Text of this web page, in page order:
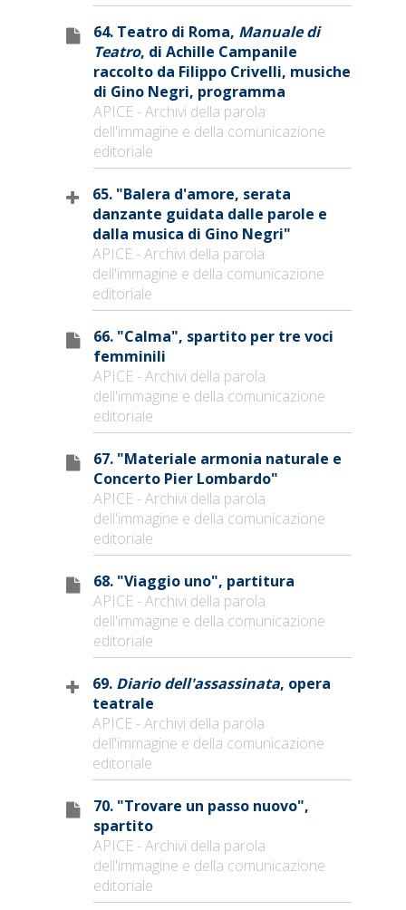
64. Teatro di Roma, Manuale di
Teatro, di Achille Campanile
raccolto da Filippo Crivelli, musiche
di Gino Negri, programma
APICE - Archivi della parola
dell'immagine e della comunicazione
editoriale
65. "Balera d'amore, serata
danzante guidata dalle parole e
dalla musica di Gino Negri"
APICE - Archivi della parola
dell'immagine e della comunicazione
editoriale
66. "Calma", spartito per tre voci
femminili
APICE - Archivi della parola
dell'immagine e della comunicazione
editoriale
67. "Materiale armonia naturale e
Concerto Pier Lombardo"
APICE - Archivi della parola
dell'immagine e della comunicazione
editoriale
68. "Viaggio uno", partitura
APICE - Archivi della parola
dell'immagine e della comunicazione
editoriale
69. Diario dell'assassinata, opera
teatrale
APICE - Archivi della parola
dell'immagine e della comunicazione
editoriale
70. "Trovare un passo nuovo",
spartito
APICE - Archivi della parola
dell'immagine e della comunicazione
editoriale